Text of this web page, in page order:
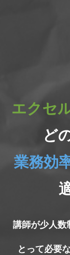
エクセ
ど
業務効
講師が少人数
とって必要